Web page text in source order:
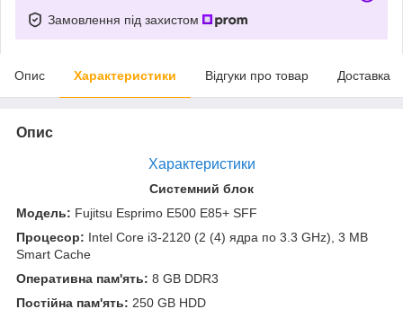
Замовлення під захистом
Опис Характеристики Відгуки про товар Доставка
Опис
Характеристики
Системний блок
Модель: Fujitsu Esprimo E500 E85+ SFF
Процесор: Intel Core i3-2120 (2 (4) ядра по 3.3 GHz), 3 MB
Smart Cache
Оперативна пам'ять: 8 GB DDR3
Постійна пам'ять: 250 GB HDD